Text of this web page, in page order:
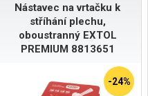
Nástavec na vrtačku k
stříhání plechu,
oboustranný EXTOL
PREMIUM 8813651
-24%